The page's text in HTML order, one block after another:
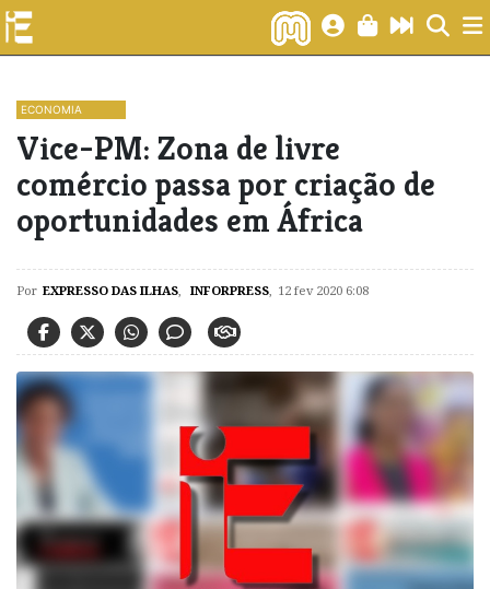
ECONOMIA
Vice-PM: Zona de livre
comércio passa por criação de
oportunidades em África
Por EXPRESSO DAS ILHAS, INFORPRESS, 12 fev 2020 6:08